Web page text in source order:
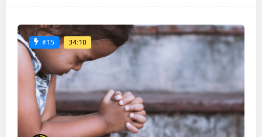
#15 34:10